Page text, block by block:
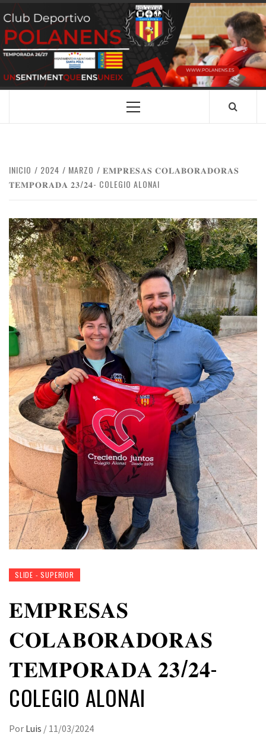
Saltar
al
contenido
CLUB
DEPORTIVO
POLANENS
SANTA POLA
Menú
INICIO 2024 MARZO
𝐄𝐌𝐏𝐑𝐄𝐒𝐀𝐒 𝐂𝐎𝐋𝐀𝐁𝐎𝐑𝐀𝐃𝐎𝐑𝐀𝐒
𝐓𝐄𝐌𝐏𝐎𝐑𝐀𝐃𝐀 𝟐𝟑/𝟐𝟒- COLEGIO ALONAI
SLIDE - SUPERIOR
𝐄𝐌𝐏𝐑𝐄𝐒𝐀𝐒
𝐂𝐎𝐋𝐀𝐁𝐎𝐑𝐀𝐃𝐎𝐑𝐀𝐒
𝐓𝐄𝐌𝐏𝐎𝐑𝐀𝐃𝐀 𝟐𝟑/𝟐𝟒-
COLEGIO ALONAI
Por Luis / 11/03/2024